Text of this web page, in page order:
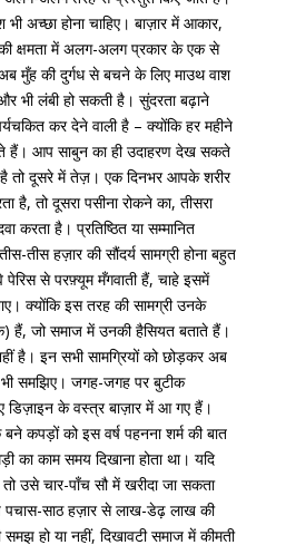
अच्छा होना चाहिए। बाज़ार में आकार,
क्षमता में अलग-अलग प्रकार के एक से
मुँह की दुर्गध से बचने के लिए माउथ वाश
भी लंबी हो सकती है। सुंदरता बढ़ाने
कर देने वाली है – क्योंकि हर महीने
हैं। आप साबुन का ही उदाहरण देख सकते
तो दूसरे में तेज़। एक दिनभर आपके शरीर
है, तो दूसरा पसीना रोकने का, तीसरा
करता है। प्रतिष्ठित या सम्मानित
तीस हज़ार की सौंदर्य सामग्री होना बहुत
पेरिस से परफ़्यूम मँगवाती हैं, चाहे इसमें
क्योंकि इस तरह की सामग्री उनके
हैं, जो समाज में उनकी हैसियत बताते हैं।
है। इन सभी सामग्रियों को छोड़कर अब
समझिए। जगह-जगह पर बुटीक
के वस्त्र बाज़ार में आ गए हैं।
कपड़ों को इस वर्ष पहनना शर्म की बात
का काम समय दिखाना होता था। यदि
उसे चार-पाँच सौ में खरीदा जा सकता
साठ हज़ार से लाख-डेढ़ लाख की
हो या नहीं, दिखावटी समाज में कीमती